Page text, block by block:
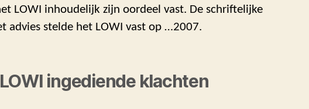
LOWI inhoudelijk zijn oordeel vast. De schriftelijke
advies stelde het LOWI vast op …2007.
ingediende klachten